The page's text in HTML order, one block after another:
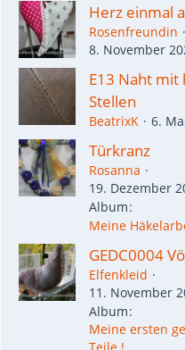
Herz einmal
Rosenfreundin
8. November
E13 Naht mit
Stellen
BeatrixK 6.
Türkranz
Rosanna
19. Dezember
Album
Meine
GEDC0004
Elfenkleid
11. November
Album
Meine ersten